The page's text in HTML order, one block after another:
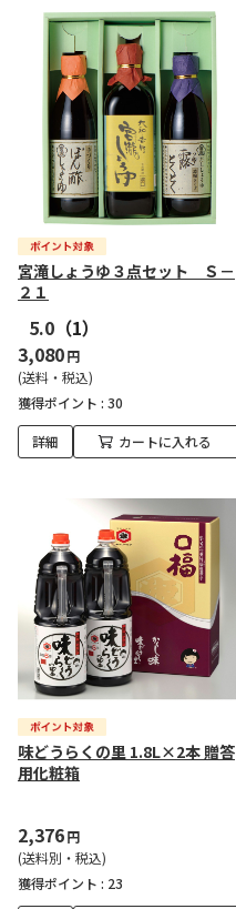
宮滝しょうゆ３点セット Ｓ－
２１
5.0 （1）
3,080円
(送料・税込)
獲得ポイント : 30
詳細 カートに入れる
味どうらくの里 1.8L×2本 贈答
用化粧箱
2,376円
(送料別・税込)
獲得ポイント : 23